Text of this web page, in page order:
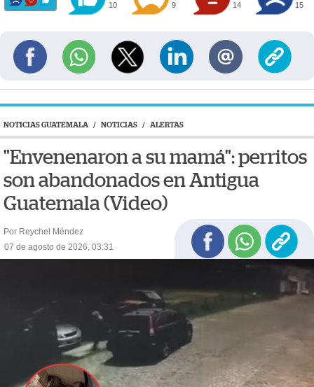
10 9 14 15
NOTICIAS GUATEMALA / NOTICIAS / ALERTAS
"Envenenaron a su mamá": perritos
son abandonados en Antigua
Guatemala (Video)
Por Reychel Méndez
07 de agosto de 2026, 03:31